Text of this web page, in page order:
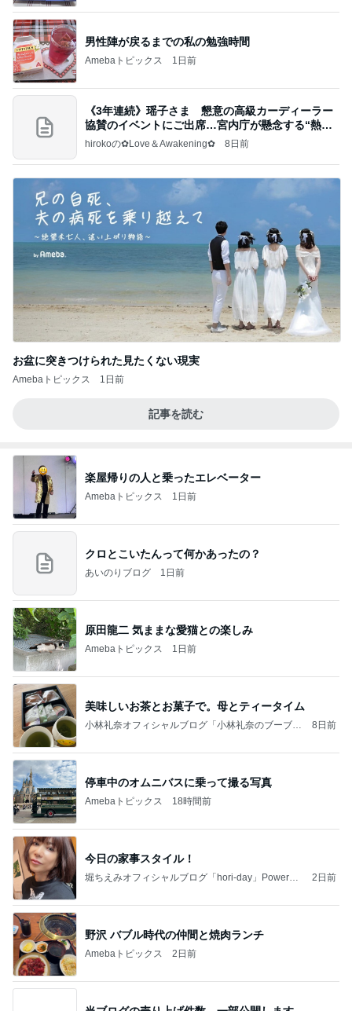
男性陣が戻るまでの私の勉強時間
Amebaトピックス 1日前
《3年連続》瑶子さま 懇意の高級カーディーラー
協賛のイベントにご出席…宮内庁が懸念する“熱心
すぎ
hirokoの✿Love＆Awakening✿ 8日前
お盆に突きつけられた見たくない現実
Amebaトピックス 1日前
記事を読む
楽屋帰りの人と乗ったエレベーター
Amebaトピックス 1日前
クロとこいたんって何かあったの？
あいのりブログ 1日前
原田龍二 気ままな愛猫との楽しみ
Amebaトピックス 1日前
美味しいお茶とお菓子で。母とティータイム
小林礼奈オフィシャルブログ「小林礼奈のブーブー
8日前
停車中のオムニバスに乗って撮る写真
Amebaトピックス 18時間前
今日の家事スタイル！
堀ちえみオフィシャルブログ「hori-day」Powered
2日前
野沢 バブル時代の仲間と焼肉ランチ
Amebaトピックス 2日前